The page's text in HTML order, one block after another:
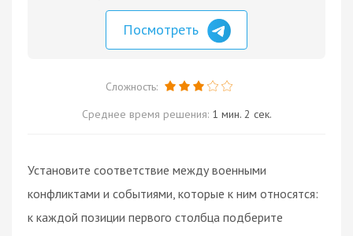
Посмотреть
Сложность:
Среднее время решения: 1 мин. 2 сек.
Установите соответствие между военными
конфликтами и событиями, которые к ним относятся:
к каждой позиции первого столбца подберите